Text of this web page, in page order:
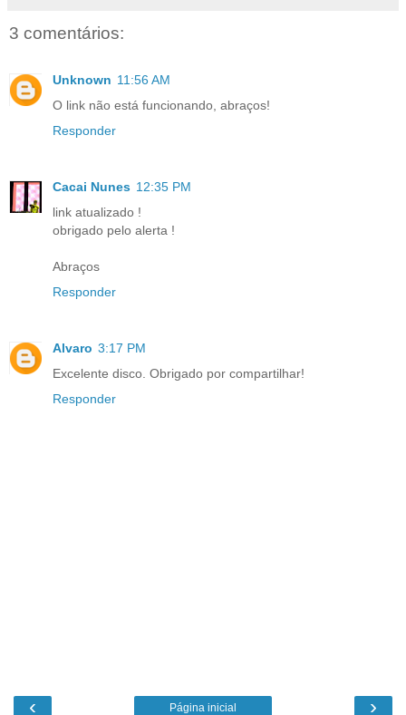
3 comentários:
Unknown 11:56 AM
O link não está funcionando, abraços!
Responder
Cacai Nunes 12:35 PM
link atualizado !
obrigado pelo alerta !
Abraços
Responder
Alvaro 3:17 PM
Excelente disco. Obrigado por compartilhar!
Responder
‹ ›
Página inicial